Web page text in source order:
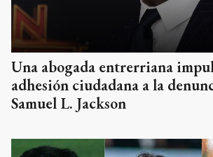
Una abogada entrerriana
adhesión ciudadana a la
Samuel L. Jackson